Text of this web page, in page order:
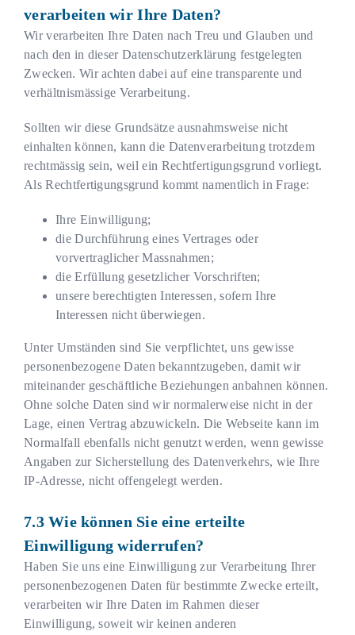
verarbeiten wir Ihre Daten?
Wir verarbeiten Ihre Daten nach Treu und Glauben und
nach den in dieser Datenschutzerklärung festgelegten
Zwecken. Wir achten dabei auf eine transparente und
verhältnismässige Verarbeitung.
Sollten wir diese Grundsätze ausnahmsweise nicht
einhalten können, kann die Datenverarbeitung trotzdem
rechtmässig sein, weil ein Rechtfertigungsgrund vorliegt.
Als Rechtfertigungsgrund kommt namentlich in Frage:
Ihre Einwilligung;
die Durchführung eines Vertrages oder
vorvertraglicher Massnahmen;
die Erfüllung gesetzlicher Vorschriften;
unsere berechtigten Interessen, sofern Ihre
Interessen nicht überwiegen.
Unter Umständen sind Sie verpflichtet, uns gewisse
personenbezogene Daten bekanntzugeben, damit wir
miteinander geschäftliche Beziehungen anbahnen können.
Ohne solche Daten sind wir normalerweise nicht in der
Lage, einen Vertrag abzuwickeln. Die Webseite kann im
Normalfall ebenfalls nicht genutzt werden, wenn gewisse
Angaben zur Sicherstellung des Datenverkehrs, wie Ihre
IP-Adresse, nicht offengelegt werden.
Wie können Sie eine erteilte
Einwilligung widerrufen?
Haben Sie uns eine Einwilligung zur Verarbeitung Ihrer
personenbezogenen Daten für bestimmte Zwecke erteilt,
verarbeiten wir Ihre Daten im Rahmen dieser
Einwilligung, soweit wir keinen anderen